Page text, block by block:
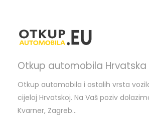
Otkup automobila Hrvatska
Otkup automobila i ostalih vrsta
cijeloj Hrvatskoj. Na Vaš poziv
Kvarner, Zagreb...